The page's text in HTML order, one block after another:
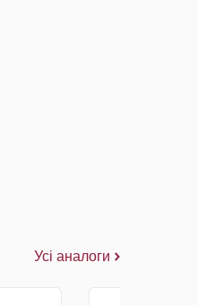
Усі аналоги